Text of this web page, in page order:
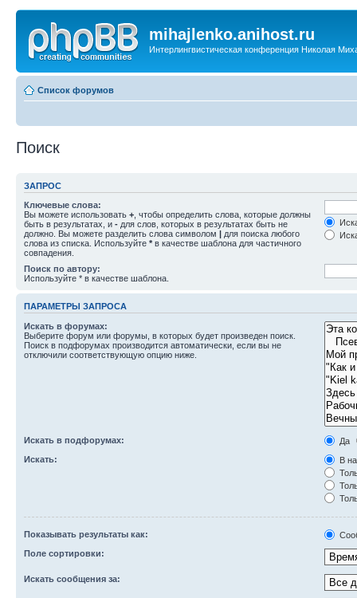
mihajlenko.anihost.ru
Интерлингвистическая конференция Николая
Список форумов
Поиск
ЗАПРОС
Ключевые слова:
Вы можете использовать + , чтобы определить слова, которые должны
быть в результатах, и - для слов, которых в результатах быть не
должно. Вы можете разделить слова символом | для поиска любого
слова из списка. Используйте * в качестве шаблона для частичного
совпадения.
Поиск по автору:
Используйте * в качестве шаблона.
ПАРАМЕТРЫ ЗАПРОСА
Искать в форумах:
Выберите форум или форумы, в которых будет произведен поиск.
Поиск в подфорумах производится автоматически, если вы не
отключили соответствующую опцию ниже.
Искать в подфорумах:
Да
Искать:
В
Показывать результаты как:
Поле сортировки:
Искать сообщения за: